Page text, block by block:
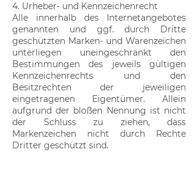
4. Urheber- und Kennzeichenrecht
Alle innerhalb des Internetangebotes
genannten und ggf. durch Dritte
geschützten Marken- und Warenzeichen
unterliegen uneingeschränkt den
Bestimmungen des jeweils gültigen
Kennzeichenrechts und den
Besitzrechten der jeweiligen
eingetragenen Eigentümer. Allein
aufgrund der bloßen Nennung ist nicht
der Schluss zu ziehen, dass
Markenzeichen nicht durch Rechte
Dritter geschützt sind.